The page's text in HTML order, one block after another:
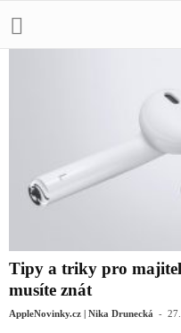
Tipy a triky pro
musíte znát
AppleNovinky.cz | Nika Drunecká -